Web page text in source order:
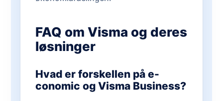
FAQ om Visma og deres
løsninger
Hvad er forskellen på e-
conomic og Visma Business?